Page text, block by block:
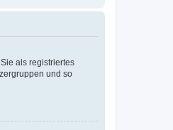
als registriertes
und so